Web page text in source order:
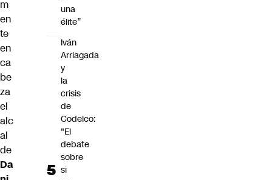
m
en
te
en
ca
be
za
el
alc
al
de
Da
una
élite”
Iván
Arriagada
y
la
crisis
de
Codelco:
"El
debate
sobre
si